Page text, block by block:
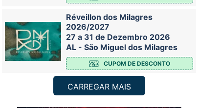
Réveillon dos Milagres
2026/2027
27 a 31 de Dezembro 2026
AL - São Miguel dos Milagres
CUPOM DE DESCONTO
CARREGAR MAIS